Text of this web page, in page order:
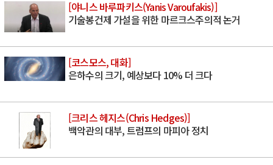
[야니스 바루파키스(Yanis Varoufakis)]
기술봉건제 가설을 위한 마르크스주의적 논거
[코스모스, 대화]
은하수의 크기, 예상보다 10% 더 크다
[크리스 헤지스(Chris Hedges)]
백악관의 대부, 트럼프의 마피아 정치